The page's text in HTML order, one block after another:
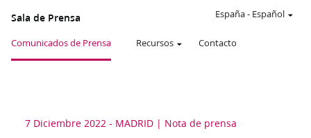
Sala de Prensa
Comunicados de Prensa Recursos Contacto
España- Español
7 Diciembre 2022 - MADRID Nota de prensa